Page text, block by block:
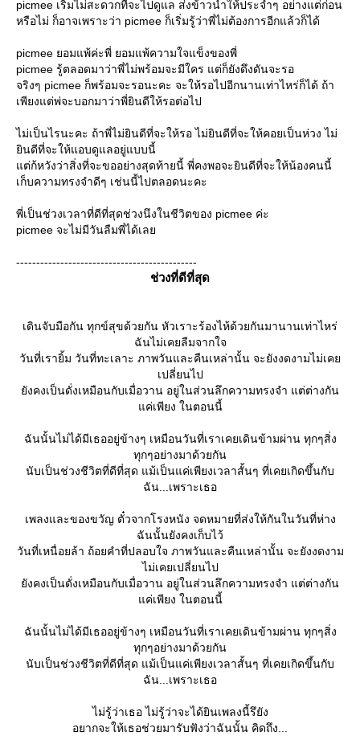
picmee เริ่มไม่สะดวกที่จะไปดูแล ส่งข้าวน้ำให้ประจำๆ อย่างแต่ก่อน
หรือไม่ ก็อาจเพราะว่า picmee ก็เริ่มรู้ว่าพี่ไม่ต้องการอีกแล้วก็ได้
picmee ยอมแพ้ค่ะพี่ ยอมแพ้ความใจแข็งของพี่
picmee รู้ตลอดมาว่าพี่ไม่พร้อมจะมีใคร แต่ก็ยังดึงดันจะรอ
จริงๆ picmee ก็พร้อมจะรอนะคะ จะให้รอไปอีกนานเท่าไหร่ก็ได้ ถ้า
เพียงแต่พ่จะบอกมาว่าพี่ยินดีให้รอต่อไป
ไม่เป็นไรนะคะ ถ้าพี่ไม่ยินดีที่จะให้รอ ไม่ยินดีที่จะให้คอยเป็นห่วง ไม่
ินดีที่จะให้แอบดูแลอยู่แบบนี้
ต่ก้หวังว่าสิ่งที่จะขออย่างสุดท้ายนี้ พี่คงพอจะยินดีที่จะให้น้องคนนี้
เก็บความทรงจำดีๆ เช่นนี้ไปตลอดนะคะ
พี่เป็นช่วงเวลาที่ดีที่สุดช่วงนึงในชีวิตของ picmee ค่ะ
picmee จะไม่มีวันลืมพี่ได้เล
---------------------------------------------
ช่วงที่ดีที่สุด
เดินจับมือกัน ทุกข์สุขด้วยกัน หัวเราะร้องไห้ด้วยกันมานานเท่าไหร่
ฉันไม่เคยลืมจากใจ
วันที่เรายิ้ม วันที่ทะเลาะ ภาพวันและคืนเหล่านั้น จะยังงดงามไม่เค
เปลี่ยนไป
ังคงเป็นดั่งเหมือนกับเมื่อวาน อยู่ในส่วนลึกความทรงจำ แต่ต่างกัน
ค่เพียง ในตอนนี้
ฉันนั้นไม่ได้มีเธออยู่ข้างๆ เหมือนวันที่เราเคยเดินข้ามผ่าน ทุกๆสิ่ง
ทุกๆอย่างมาด้วยกัน
นับเป็นช่วงชีวิตที่ดีที่สุด แม้เป็นแค่เพียงเวลาสั้นๆ ที่เคยเกิดขึ้นกับ
ฉัน...เพราะเธอ
เพลงและของขวัญ ตั๋วจากโรงหนัง จดหมายที่ส่งให้กันในวันที่ห่าง
ฉันนั้นยังคงเก็บไว้
วันที่เหนื่อยล้า ถ้อยคำที่ปลอบใจ ภาพวันและคืนเหล่านั้น จะยังงดงาม
ไม่เคยเปลี่ยนไป
ังคงเป็นดั่งเหมือนกับเมื่อวาน อยู่ในส่วนลึกความทรงจำ แต่ต่างกัน
ค่เพียง ในตอนนี้
ฉันนั้นไม่ได้มีเธออยู่ข้างๆ เหมือนวันที่เราเคยเดินข้ามผ่าน ทุกๆสิ่ง
ทุกๆอย่างมาด้วยกัน
นับเป็นช่วงชีวิตที่ดีที่สุด แม้เป็นแค่เพียงเวลาสั้นๆ ที่เคยเกิดขึ้นกับ
ฉัน...เพราะเธอ
ไม่รู้ว่าเธอ ไม่รู้ว่าจะได้ยินเพลงนี้รึยัง
อยากจะให้เธอช่วยมารับฟังว่าฉันนั้น คิดถึง...